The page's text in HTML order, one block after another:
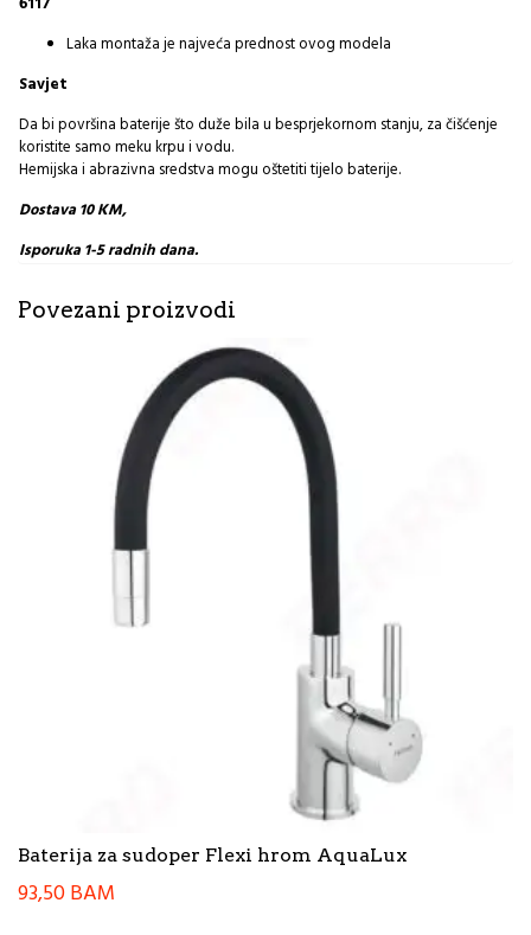
Laka montaža je najveća prednost ovog modela
Savjet
Da bi površina baterije što duže bila u besprjekornom stanju, za čišćenje
koristite samo meku krpu i vodu.
Hemijska i abrazivna sredstva mogu oštetiti tijelo baterije.
Dostava 10 KM,
Isporuka 1-5 radnih dana.
Povezani proizvodi
Baterija za sudoper Flexi hrom AquaLux
93,50BAM